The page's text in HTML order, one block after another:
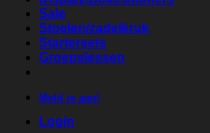
Sale
Stoelen/zadelkruk
Startersets
Groepslessen
Meld je aan!
Login